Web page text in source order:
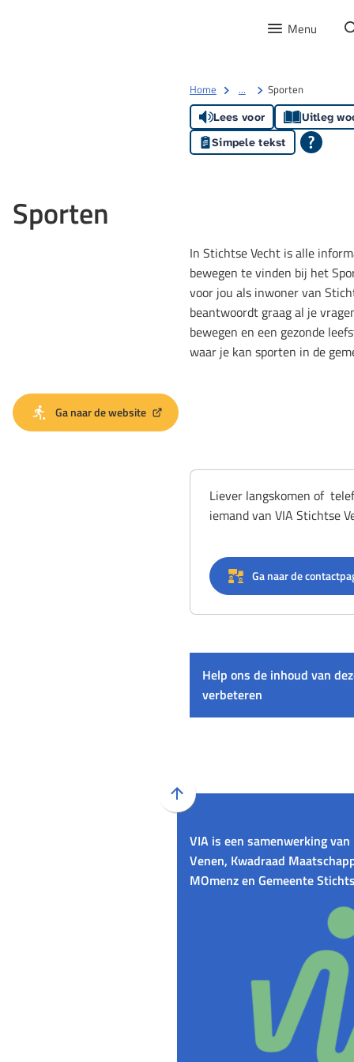
Menu
Home ... Sporten
Lees voor
Uitleg
Simpele tekst
Sporten
In Stichtse Vecht is alle
bewegen te vinden bij het
voor jou als inwoner van
beantwoordt graag al je
bewegen en een gezonde
waar je kan sporten in de
Ga naar de website
(Verwijst
naar
Liever langskomen of
iemand van VIA Stichtse
Ga naar de
Help ons de inhoud van
verbeteren
Scroll
boven
naar
het
VIA is een samenwerking
Venen, Kwadraad
MOmenz en Gemeente